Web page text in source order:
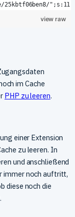
view raw
im Cache
PHP zu leeren.
einer Extension
zu leeren. In
und anschließend
immer noch auftritt,
diese noch die